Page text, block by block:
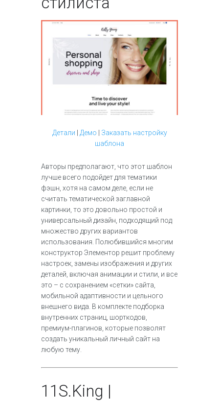
Детали Демо
Заказать настройку
шаблона
Авторы предполагают, что этот шаблон
лучше всего подойдет для тематики
фэшн, хотя на самом деле, если не
считать тематической заглавной
картинки, то это довольно простой и
универсальный дизайн, подходящий под
множество других вариантов
использования. Полюбившийся многим
конструктор Элементор решит проблему
настроек, замены изображения и других
деталей, включая анимации и стили, и все
это – с сохранением «сетки» сайта,
мобильной адаптивности и цельного
внешнего вида. В комплекте подборка
внутренних страниц, шорткодов,
премиум-плагинов, которые позволят
создать уникальный личный сайт на
любую тему.
11 S.King |